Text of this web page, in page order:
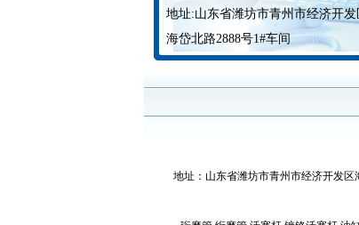
地址:山东省潍坊市青州市经济开发
海岱北路2888号1#车间
地址：山东省潍坊市青州市经济开发区